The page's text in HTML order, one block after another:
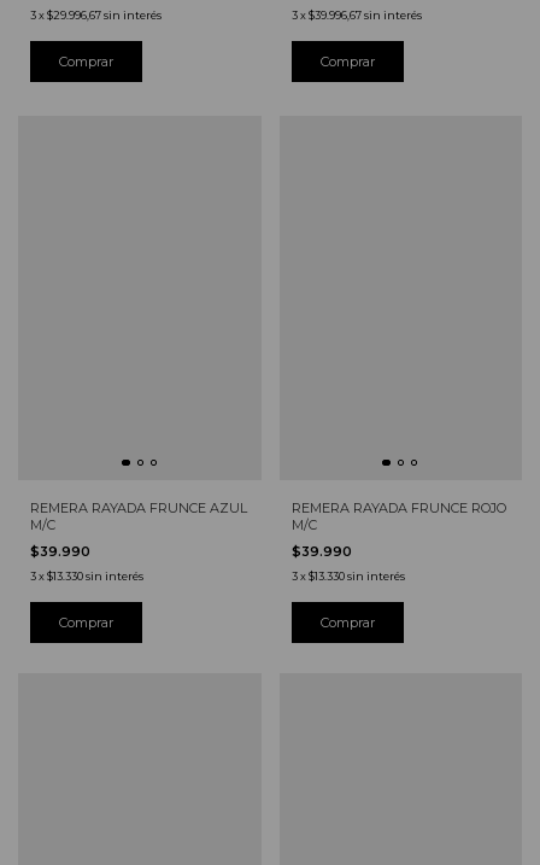
3x$29.996,67sin interés
Comprar
3 x$39.996,67 sin interés
REMERA RAYADA FRUNCE AZUL
M/C
$39.990
3x$13.330sin interés
Comprar
REMERA RAYADA FRUNCE ROJO
M/C
$39.990
3 x$13.330 sin interés
Comprar